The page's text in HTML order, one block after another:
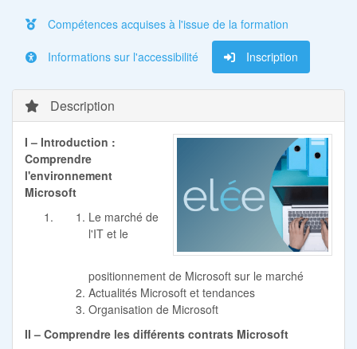
Compétences acquises à l'issue de la formation
Informations sur l'accessibilité Inscription
Description
I – Introduction :
Comprendre
l'environnement
Microsoft
Le marché de
l'IT et le
positionnement de Microsoft sur le marché
Actualités Microsoft et tendances
Organisation de Microsoft
II – Comprendre les différents contrats Microsoft